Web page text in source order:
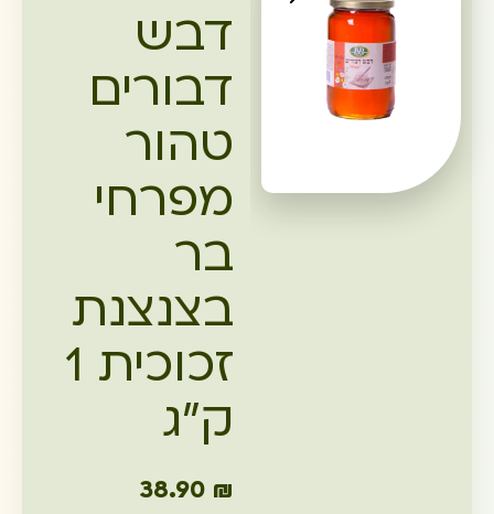
דבש
דבורים
טהור
מפרחי
בר
בצנצנת
זכוכית 1
ק"ג
38.90 ₪